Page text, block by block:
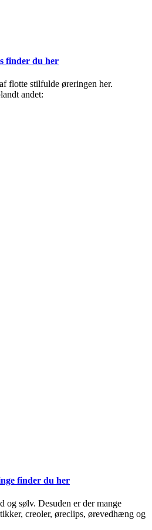
finder du her
flotte stilfulde øreringen her.
andet:
finder du her
og sølv. Desuden er der mange
creoler, øreclips, ørevedhæng og